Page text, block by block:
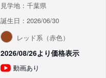
見学地：千葉県
誕生日：2026/06/30
レッド系（赤色）
2026/08/26より価格表示
動画あり